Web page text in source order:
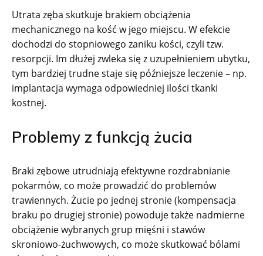
Utrata zęba skutkuje brakiem obciążenia
mechanicznego na kość w jego miejscu. W efekcie
dochodzi do stopniowego zaniku kości, czyli tzw.
resorpcji. Im dłużej zwleka się z uzupełnieniem ubytku,
tym bardziej trudne staje się późniejsze leczenie – np.
implantacja wymaga odpowiedniej ilości tkanki
kostnej.
Problemy z funkcją żucia
Braki zębowe utrudniają efektywne rozdrabnianie
pokarmów, co może prowadzić do problemów
trawiennych. Żucie po jednej stronie (kompensacja
braku po drugiej stronie) powoduje także nadmierne
obciążenie wybranych grup mięśni i stawów
skroniowo-żuchwowych, co może skutkować bólami